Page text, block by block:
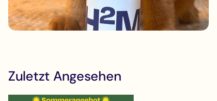
Zuletzt Angesehen